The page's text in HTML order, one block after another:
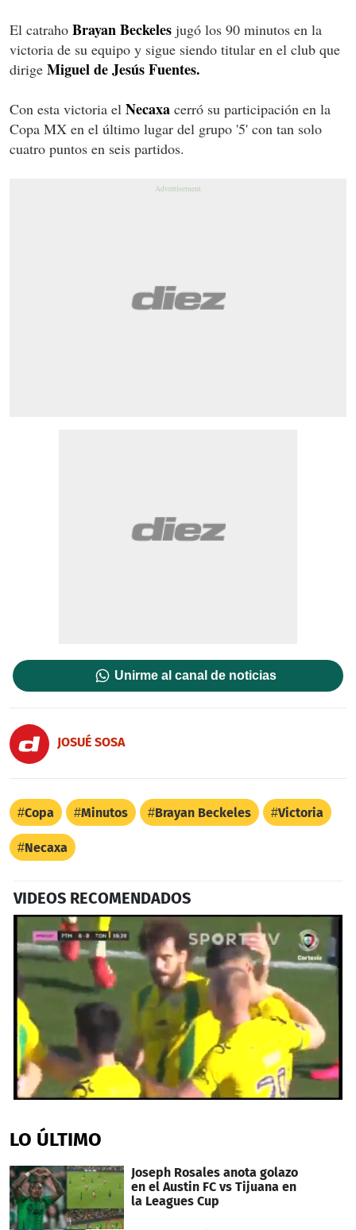
El catraho Brayan Beckeles jugó los 90 minutos en la
victoria de su equipo y sigue siendo titular en el club que
dirige Miguel de Jesús Fuentes.
Con esta victoria el Necaxa cerró su participación en la
Copa MX en el último lugar del grupo '5' con tan solo
cuatro puntos en seis partidos.
Unirme al canal de noticias
JOSUÉ SOSA
Copa Minutos Brayan Beckeles Victoria
Necaxa
VIDEOS RECOMENDADOS
of
44
LO ÚLTIMO
Joseph Rosales anota golazo
en el Austin FC vs Tijuana en
la Leagues Cup